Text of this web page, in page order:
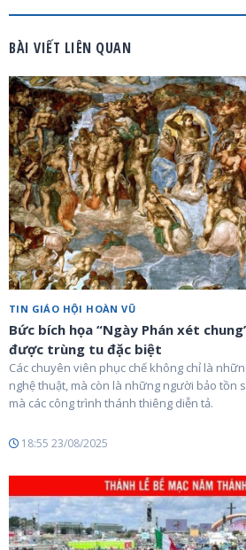
BÀI VIẾT LIÊN QUAN
TIN GIÁO HỘI HOÀN VŨ
Bức bích họa “Ngày Phán xét
được trùng tu đặc biệt
Các chuyên viên phục chế không chỉ là
nghệ thuật, mà còn là những người bảo tồn
mà các công trình thánh thiêng diễn tả.
18:55 23/08/2025